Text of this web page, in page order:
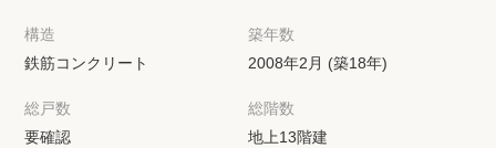
構造
鉄筋コンクリート
築年数
2008年2月 (築18年)
総戸数
要確認
総階数
地上13階建